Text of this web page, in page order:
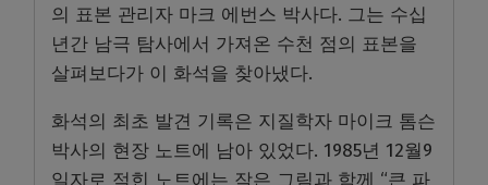
의 표본 관리자 마크 에번스 박사다. 그는 수십
년간 남극 탐사에서 가져온 수천 점의 표본을
살펴보다가 이 화석을 찾아냈다.
화석의 최초 발견 기록은 지질학자 마이크 톰슨
박사의 현장 노트에 남아 있었다. 1985년 12월9
일자로 적힌 노트에는 작은 그림과 함께 “큰 파